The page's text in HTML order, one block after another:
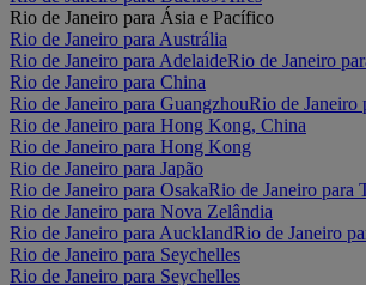
Rio de Janeiro para Ásia e Pacífico
Rio de Janeiro para Austrália
Rio de Janeiro para AdelaideRio de Janeiro
Rio de Janeiro para China
Rio de Janeiro para GuangzhouRio de Janeiro
Rio de Janeiro para Hong Kong, China
Rio de Janeiro para Hong Kong
Rio de Janeiro para Japão
Rio de Janeiro para OsakaRio de Janeiro para
Rio de Janeiro para Nova Zelândia
Rio de Janeiro para AucklandRio de Janeiro
Rio de Janeiro para Seychelles
Rio de Janeiro para Seychelles